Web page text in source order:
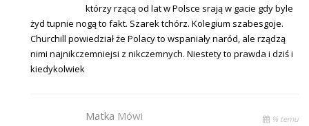
którzy rzącą od lat w Polsce srają w gacie gdy byle
żyd tupnie nogą to fakt. Szarek tchórz. Kolegium szabesgoje.
Churchill powiedział że Polacy to wspaniały naród, ale rządzą
nimi najnikczemniejsi z nikczemnych. Niestety to prawda i dziś i
kiedykolwiek
Matka Mówi % temu